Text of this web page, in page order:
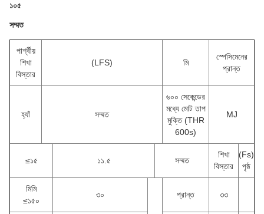
১০৫
সম্মত
পার্শ্বীয়
শিখা
বিস্তার
(LFS) মি
স্পেসিমেনের
প্রান্ত
হ্যাঁ সম্মত
৬০০ সেকেন্ডের
মধ্যে মোট তাপ
মুক্তি (THR
600s)
MJ
≤১৫ ১১.৫ সম্মত
শিখা
বিস্তার
(Fs)
পৃষ্ঠ
মিমি
≤১৫০
৩০ প্রান্ত ৩৩